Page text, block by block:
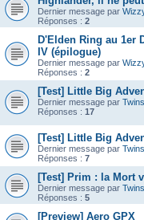
Dernier message par
Réponses : 2
D'Elden Ring au 1er
IV (épilogue)
Dernier message par
Réponses : 2
[Test] Little Big
Dernier message par
Réponses : 17
[Test] Little Big
Dernier message par
Réponses : 7
[Test] Prim : la Mort
Dernier message par
Réponses : 5
[Preview] Aero GPX